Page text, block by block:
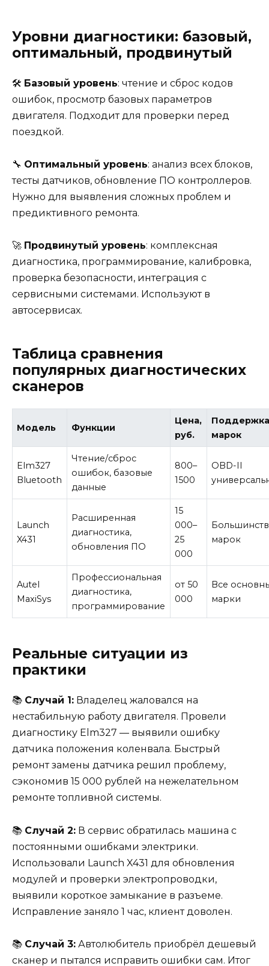
Уровни диагностики: базовый,
оптимальный, продвинутый
🛠️ Базовый уровень: чтение и сброс кодов
ошибок, просмотр базовых параметров
двигателя. Подходит для проверки перед
поездкой.
🔧 Оптимальный уровень: анализ всех блоков,
тесты датчиков, обновление ПО контроллеров.
Нужно для выявления сложных проблем и
предиктивного ремонта.
🚀 Продвинутый уровень: комплексная
диагностика, программирование, калибровка,
проверка безопасности, интеграция с
сервисными системами. Используют в
автосервисах.
Таблица сравнения
популярных диагностических
сканеров
Модель Функции
Цена,
руб.
марок
Elm327
Bluetooth
Чтение/сброс
ошибок, базовые
данные
800–
1500
OBD-II
Launch
X431
Расширенная
диагностика,
обновления ПО
15
000–
25
000
марок
Autel
MaxiSys
Профессиональная
диагностика,
программирование
от 50
000
Все
марки
Реальные ситуации из
практики
📚 Случай 1: Владелец жаловался на
нестабильную работу двигателя. Провели
диагностику Elm327 — выявили ошибку
датчика положения коленвала. Быстрый
ремонт замены датчика решил проблему,
сэкономив 15 000 рублей на нежелательном
ремонте топливной системы.
📚 Случай 2: В сервис обратилась машина с
постоянными ошибками электрики.
Использовали Launch X431 для обновления
модулей и проверки электропроводки,
выявили короткое замыкание в разъеме.
Исправление заняло 1 час, клиент доволен.
📚 Случай 3: Автолюбитель приобрёл дешевый
сканер и пытался исправить ошибки сам. Итог